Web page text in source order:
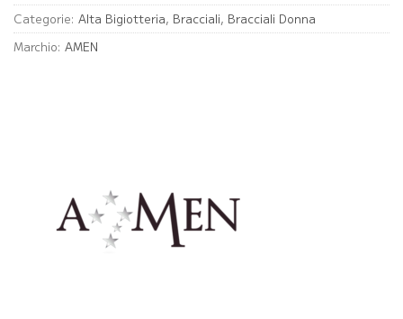
Categorie: Alta Bigiotteria, Bracciali, Bracciali Donna
Marchio: AMEN